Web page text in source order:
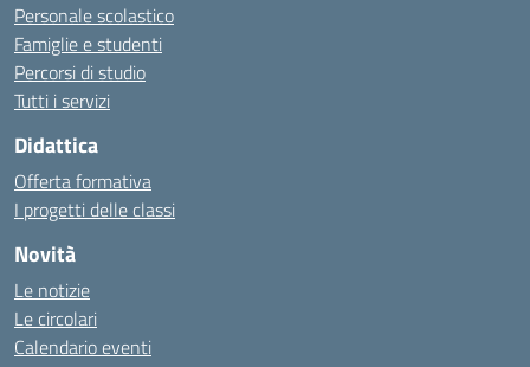
Personale scolastico
Famiglie e studenti
Percorsi di studio
Tutti i servizi
Didattica
Offerta formativa
I progetti delle classi
Novità
Le notizie
Le circolari
Calendario eventi